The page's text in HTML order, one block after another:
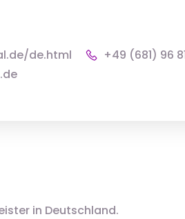
de.html
+49 (681) 96
in Deutschland.